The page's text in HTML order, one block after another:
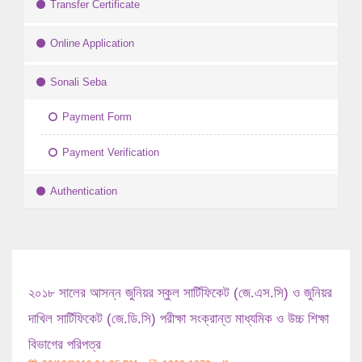
Transfer Certificate
Online Application
Sonali Seba
Payment Form
Payment Verification
Authentication
২০১৮ সালের আসন্ন জুনিয়র স্কুল সার্টিফিকেট (জে.এস.সি) ও জুনিয়র
দাখিল সার্টিফিকেট (জে.ডি.সি) পরীক্ষা সংক্রান্ত মাধ্যমিক ও উচ্চ শিক্ষা
বিভাগের পরিপত্র